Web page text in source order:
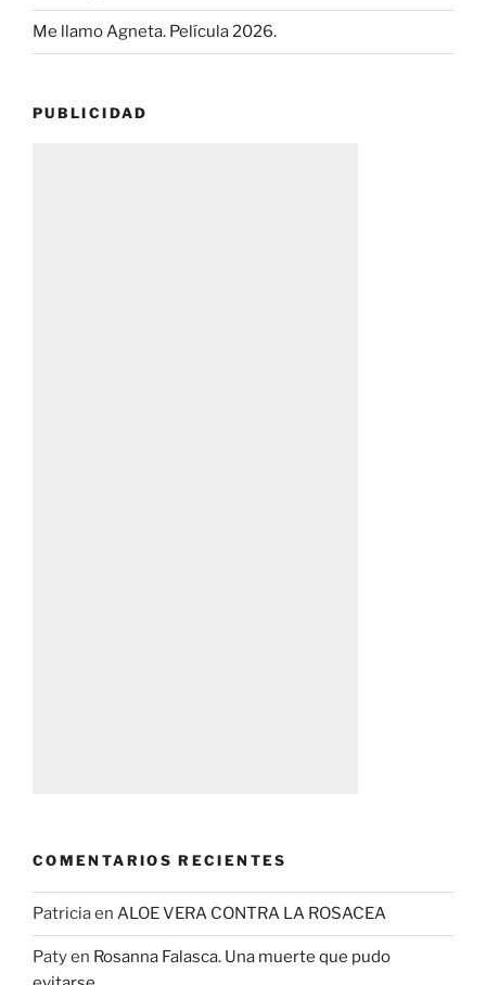
Me llamo Agneta. Película 2026.
PUBLICIDAD
COMENTARIOS RECIENTES
Patriciaen ALOE VERA CONTRA LA ROSACEA
Patyen Rosanna Falasca. Una muerte que pudo